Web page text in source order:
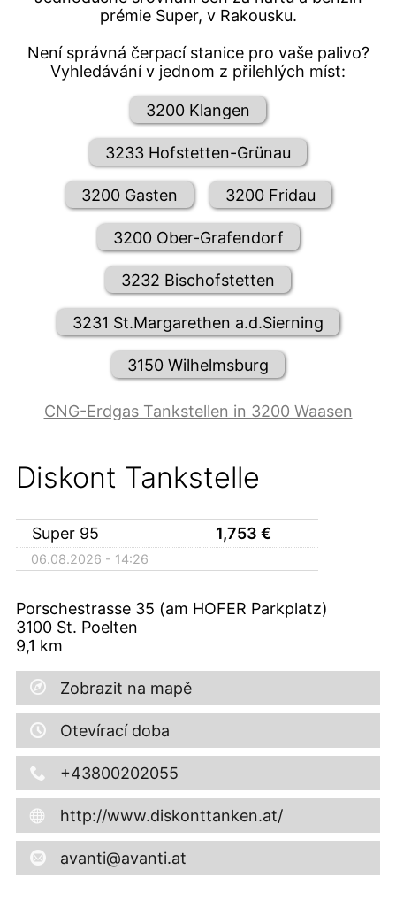
prémie Super, v Rakousku.
Není správná čerpací stanice pro vaše palivo?
Vyhledávání v jednom z přilehlých míst:
3200 Klangen
3233 Hofstetten-Grünau
3200 Gasten 3200 Fridau
3200 Ober-Grafendorf
3232 Bischofstetten
3231 St.Margarethen a.d.Sierning
3150 Wilhelmsburg
CNG-Erdgas Tankstellen in 3200 Waasen
Diskont Tankstelle
Super 95 1,753 €
06.08.2026 - 14:26
Porschestrasse 35 (am HOFER Parkplatz)
3100 St. Poelten
9,1 km
Zobrazit na mapě
Otevírací doba
+43800202055
http://www.diskonttanken.at/
avanti@avanti.at